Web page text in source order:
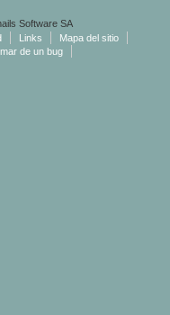
Software SA
Links
Mapa del sitio
de un bug